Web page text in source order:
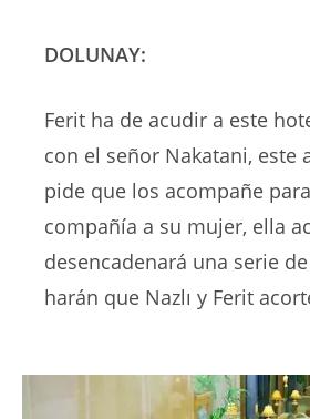
DOLUNAY:
Ferit ha de acudir a este
con el señor Nakatani, este
pide que los acompañe
compañía a su mujer, ella
desencadenará una serie
harán que Nazlı y Ferit